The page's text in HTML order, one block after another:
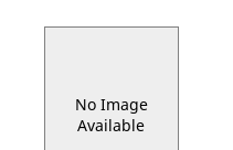
No Image
Available